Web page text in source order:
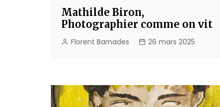
Mathilde Biron,
Photographier comme on vit
Florent Barnades 26 mars 2025